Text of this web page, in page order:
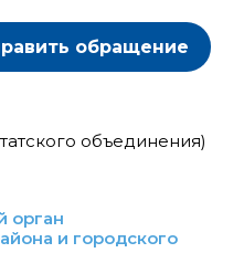
обращение
объединения)
орган
и городского